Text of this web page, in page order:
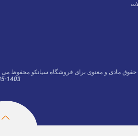
حقوق مادی و معنوی برای فروشگاه سیانکو محفوظ می
1403